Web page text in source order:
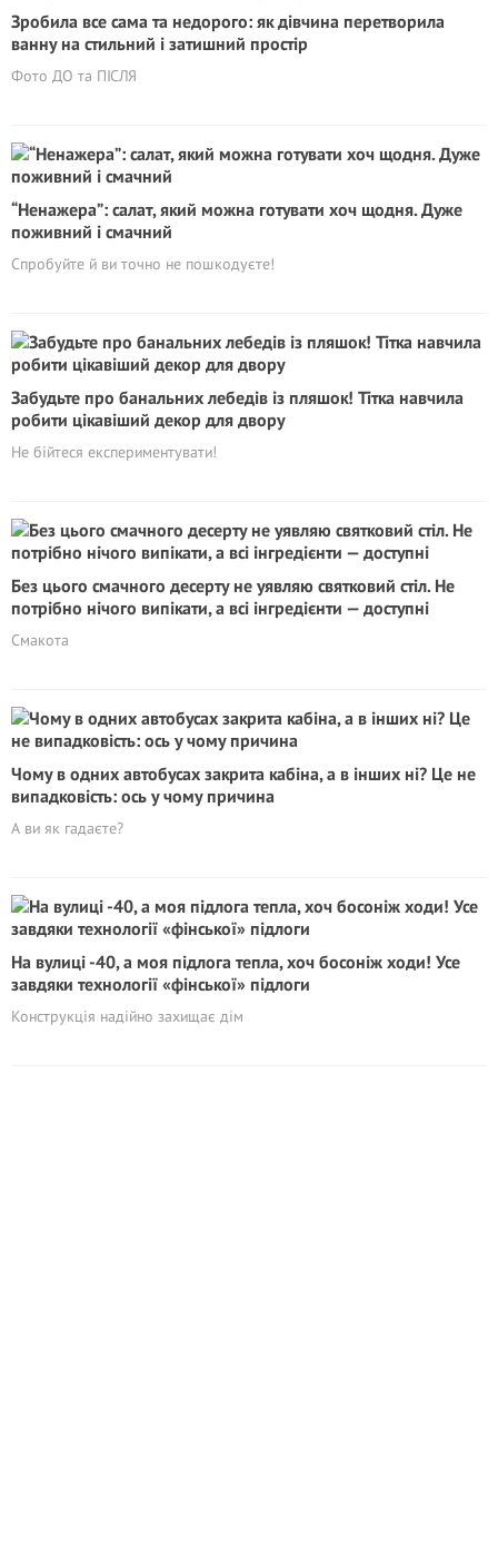
Зробила все сама та недорого: як дівчина перетворила
ванну на стильний і затишний простір
Фото ДО та ПІСЛЯ
“Ненажера”: салат, який можна готувати хоч щодня. Дуже
поживний і смачний
Спробуйте й ви точно не пошкодуєте!
Забудьте про банальних лебедів із пляшок! Тітка навчила
робити цікавіший декор для двору
Не бійтеся експериментувати!
Без цього смачного десерту не уявляю святковий стіл. Не
потрібно нічого випікати, а всі інгредієнти — доступні
Смакота
Чому в одних автобусах закрита кабіна, а в інших ні? Це не
випадковість: ось у чому причина
А ви як гадаєте?
На вулиці -40, а моя підлога тепла, хоч босоніж ходи! Усе
завдяки технології «фінської» підлоги
Конструкція надійно захищає дім